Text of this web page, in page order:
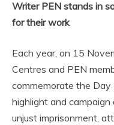
Writer PEN stands in
for their work
Each year, on 15
Centres and PEN
commemorate the
highlight and
unjust imprisonment,